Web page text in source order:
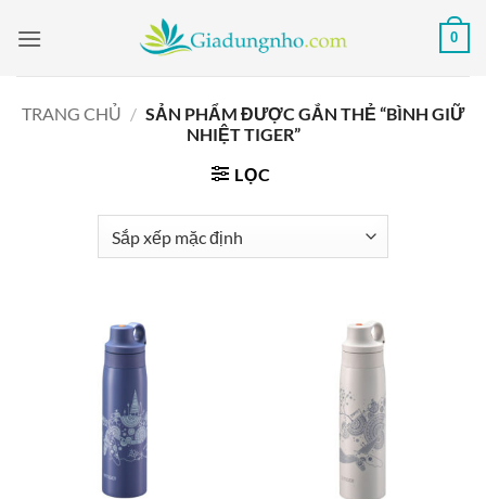
qua
0
TRANG CHỦ / SẢN PHẨM ĐƯỢC GẮN THẺ “BÌNH GIỮ
NHIỆT TIGER”
LỌC